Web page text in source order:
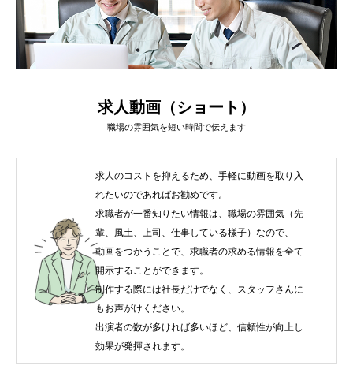
求人動画（ショート）
職場の雰囲気を短い時間で伝えます
求人のコストを抑えるため、手軽に動画を取り入
れたいのであればお勧めです。
求職者が一番知りたい情報は、職場の雰囲気（先
輩、風土、上司、仕事している様子）なので、
動画をつかうことで、求職者の求める情報を全て
開示することができます。
制作する際には社長だけでなく、スタッフさんに
もお声がけください。
出演者の数が多ければ多いほど、信頼性が向上し
効果が発揮されます。